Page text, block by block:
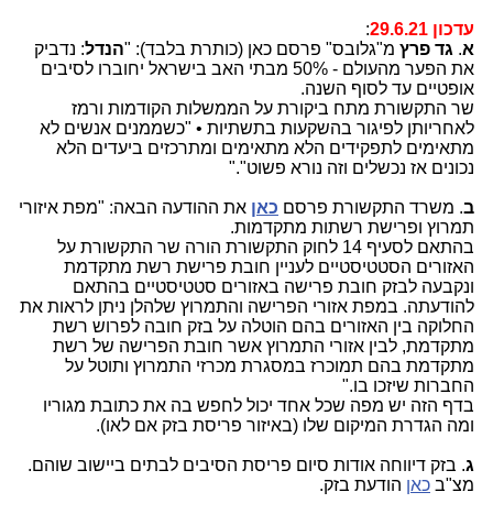
עדכון 29.6.21
:
א. גד פרץ מ"גלובס" פרסם כאן (כותרת בלבד): "הנדל: נדביק
את הפער מהעולם - 50% מבתי האב בישראל יחוברו לסיבים
אופטיים עד לסוף השנה.
שר התקשורת מתח ביקורת על הממשלות הקודמות ורמז
לאחריותן לפיגור בהשקעות בתשתיות • "כשממנים אנשים לא
מתאימים לתפקידים הלא מתאימים ומתרכזים ביעדים הלא
נכונים אז נכשלים וזה נורא פשוט"."
ב. משרד התקשורת פרסם כאן את ההודעה הבאה: "מפת איזורי
תמרוץ ופרישת רשתות מתקדמות.
בהתאם לסעיף 14 לחוק התקשורת הורה שר התקשורת על
האזורים הסטטיסטיים לעניין חובת פרישת רשת מתקדמת
ונקבעה לבזק חובת פרישה באזורים סטטיסטיים בהתאם
להודעתה. במפת אזורי הפרישה והתמרוץ שלהלן ניתן לראות את
החלוקה בין האזורים בהם הוטלה על בזק חובה לפרוש רשת
מתקדמת, לבין אזורי התמרוץ אשר חובת הפרישה של רשת
מתקדמת בהם תמוכרז במסגרת מכרזי התמרוץ ותוטל על
החברות שיזכו בו."
בדף הזה יש מפה שכל אחד יכול לחפש בה את כתובת מגוריו
ומה הגדרת המיקום שלו (באיזור פריסת בזק אם לאו).
ג. בזק דיווחה אודות סיום פריסת הסיבים לבתים ביישוב שוהם.
מצ"ב כאן הודעת בזק.